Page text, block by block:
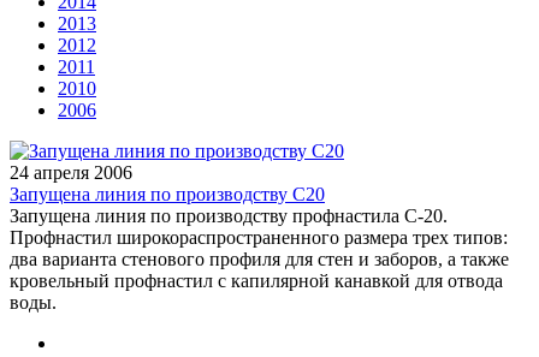
2013
2012
2011
2010
2006
24 апреля 2006
Запущена линия по производству С20
Запущена линия по производству профнастила C-20.
Профнастил широкораспространенного размера трех типов:
два варианта стенового профиля для стен и заборов, а также
кровельный профнастил с капилярной канавкой для отвода
воды.